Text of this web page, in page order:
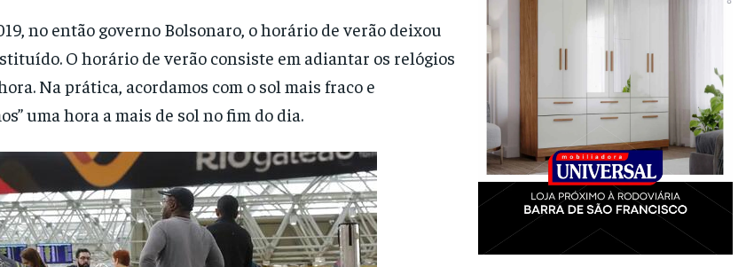
no então governo Bolsonaro, o horário de verão deixou
O horário de verão consiste em adiantar os relógios
Na prática, acordamos com o sol mais fraco e
uma hora a mais de sol no fim do dia.